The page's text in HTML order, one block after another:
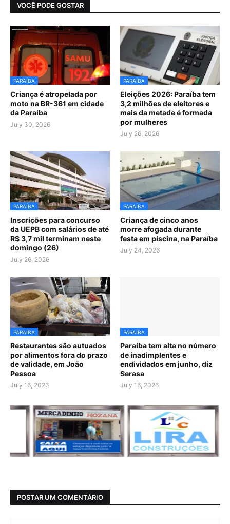
VOCÊ PODE GOSTAR
PARAÍBA
Criança é atropelada por
moto na BR-361 em cidade
da Paraíba
July 30, 2026
PARAÍBA
Eleições 2026: Paraíba tem
3,2 milhões de eleitores e
mais da metade é formada
por mulheres
July 26, 2026
PARAÍBA
Inscrições para concurso
da UEPB com salários de até
R$ 3,7 mil terminam neste
domingo (26)
July 26, 2026
PARAÍBA
Criança de cinco anos
morre afogada durante
festa em piscina, na Paraíba
July 24, 2026
PARAÍBA
Restaurantes são autuados
por alimentos fora do prazo
de validade, em João
Pessoa
July 16, 2026
PARAÍBA
Paraíba tem alta no número
de inadimplentes e
endividados em junho, diz
Serasa
July 16, 2026
POSTAR UM COMENTÁRIO